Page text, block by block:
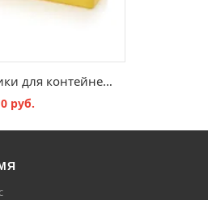
Вставные ящики для контейнеров с мелкими предметами SB E 13
0 руб.